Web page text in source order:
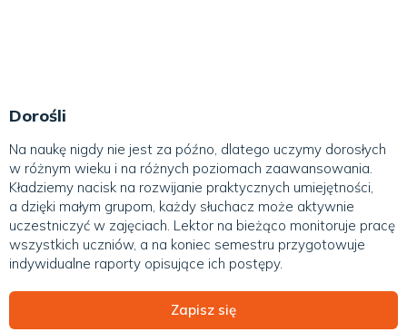
Dorośli
Na naukę nigdy nie jest za późno, dlatego uczymy dorosłych
w różnym wieku i na różnych poziomach zaawansowania.
Kładziemy nacisk na rozwijanie praktycznych umiejętności,
a dzięki małym grupom, każdy słuchacz może aktywnie
uczestniczyć w zajęciach. Lektor na bieżąco monitoruje pracę
wszystkich uczniów, a na koniec semestru przygotowuje
indywidualne raporty opisujące ich postępy.
Zapisz się